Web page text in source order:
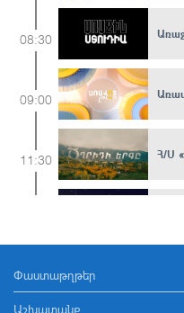
08:30
09:00
Հ/Ս
11:30
12:35
Փաստաթղթեր
Աշխատանք